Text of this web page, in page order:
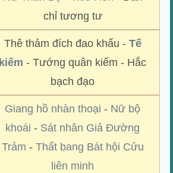
chỉ tương tư
Thê thảm đích đao khẩu - Tế
kiếm - Tướng quân kiếm - Hắc
bạch đạo
Giang hồ nhàn thoại - Nữ bộ
khoái - Sát nhân Giả Đường
Trảm - Thất bang Bát hội Cửu
liên minh